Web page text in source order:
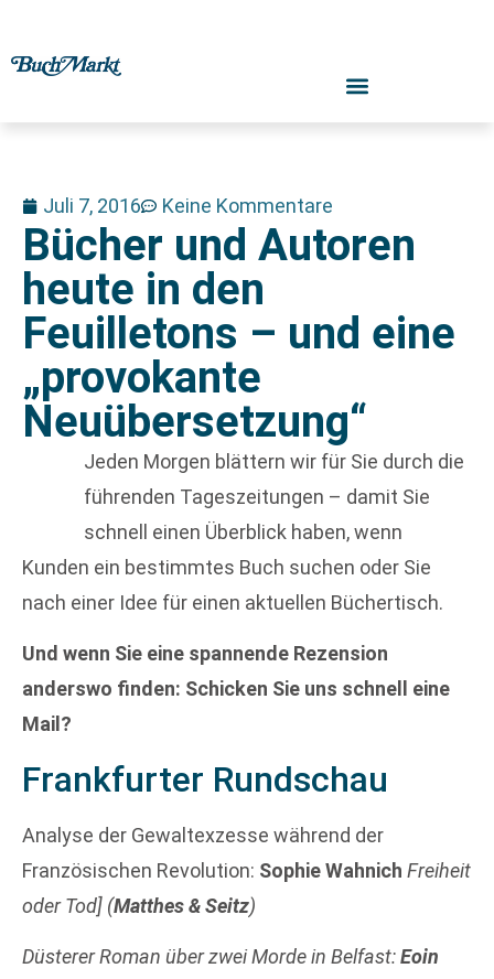
Juli 7, 2016 Keine Kommentare
Bücher und Autoren
heute in den
Feuilletons – und eine
„provokante
Neuübersetzung“
Jeden Morgen blättern wir für Sie durch die
führenden Tageszeitungen – damit Sie
schnell einen Überblick haben, wenn
Kunden ein bestimmtes Buch suchen oder Sie
nach einer Idee für einen aktuellen Büchertisch.
Und wenn Sie eine spannende Rezension
anderswo finden: Schicken Sie uns schnell eine
Mail?
Frankfurter Rundschau
Analyse der Gewaltexzesse während der
Französischen Revolution: Sophie Wahnich Freiheit
oder Tod] (Matthes & Seitz)
Düsterer Roman über zwei Morde in Belfast:Eoin